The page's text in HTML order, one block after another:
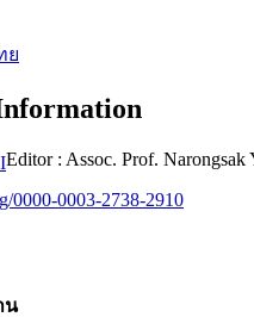
ย
Editor : Assoc. Prof. Narongsak
0000-0003-2738-2910
น